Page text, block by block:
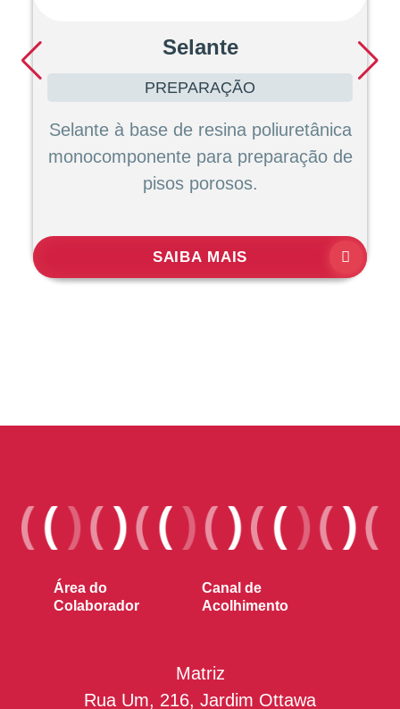
Selante
PREPARAÇÃO
Selante à base de resina poliuretânica
monocomponente para preparação de
pisos porosos.
SAIBA MAIS
Área do
Colaborador
Canal de
Acolhimento
Matriz
Rua Um, 216, Jardim Ottawa